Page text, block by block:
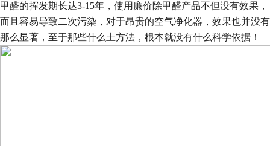
甲醛的挥发期长达3-15年，使用廉价除甲醛产品不但没有效果，
而且容易导致二次污染，对于昂贵的空气净化器，效果也并没有
那么显著，至于那些什么土方法，根本就没有什么科学依据！